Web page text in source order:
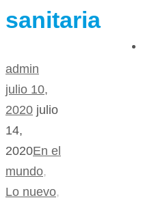
sanitaria
admin
julio 10,
2020 julio
14,
2020En el
mundo,
Lo nuevo,